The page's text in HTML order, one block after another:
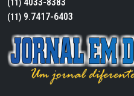
(11)
(11) 9.7417-6403